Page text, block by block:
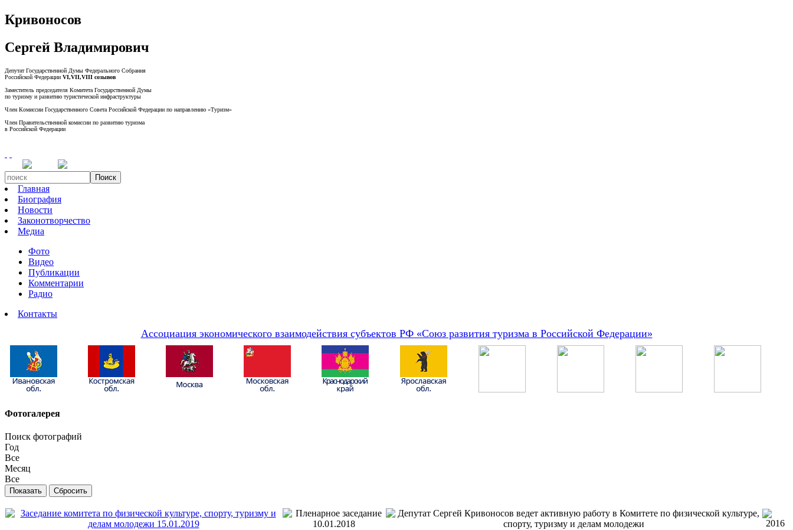
Кривоносов
Сергей Владимирович
Депутат Государственной Думы Федерального Собрания
Российской Федерации VI,VII,VIII созывов
Заместитель председателя Комитета Государственной Думы
по туризму и развитию туристической инфраструктуры
Член Комиссии Государственного Совета Российской Федерации по направлению «Туризм»
Член Правительственной комиссии по развитию туризма
в Российской Федерации
Поиск
Главная
Биография
Новости
Законотворчество
Медиа
Фото
Видео
Публикации
Комментарии
Радио
Контакты
Ассоциация экономического взаимодействия субъектов РФ «Союз развития туризма в Российской Федерации»
Фотогалерея
Поиск фотографий
Год
Все
Месяц
Все